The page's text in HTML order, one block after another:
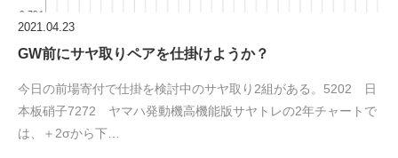
2021.04.23
GW前にサヤ取りペアを仕掛けようか？
今日の前場寄付で仕掛を検討中のサヤ取り2組がある。5202 日
本板硝子7272 ヤマハ発動機高機能版サヤトレの2年チャートで
は、＋2σから下…